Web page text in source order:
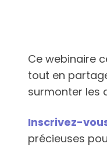
Ce webinaire
tout en
surmonter les
Inscrivez-
précieuses